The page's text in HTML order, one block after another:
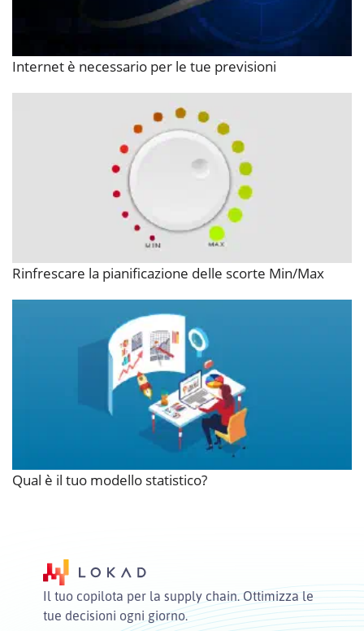
Internet è necessario per le tue previsioni
Rinfrescare la pianificazione delle scorte Min/Max
Qual è il tuo modello statistico?
Il tuo copilota per la supply chain. Ottimizza le
tue decisioni ogni giorno.